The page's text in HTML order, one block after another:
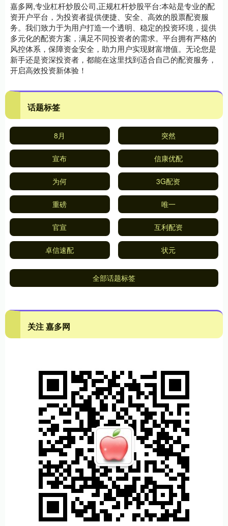
嘉多网,专业杠杆炒股公司,正规杠杆炒股平台:本站是专业的配
资开户平台，为投资者提供便捷、安全、高效的股票配资服
务。我们致力于为用户打造一个透明、稳定的投资环境，提供
多元化的配资方案，满足不同投资者的需求。平台拥有严格的
风控体系，保障资金安全，助力用户实现财富增值。无论您是
新手还是资深投资者，都能在这里找到适合自己的配资服务，
开启高效投资新体验！
话题标签
8月 突然
宣布 信康优配
为何 3G配资
重磅 唯一
官宣 互利配资
卓信速配 状元
全部话题标签
关注 嘉多网